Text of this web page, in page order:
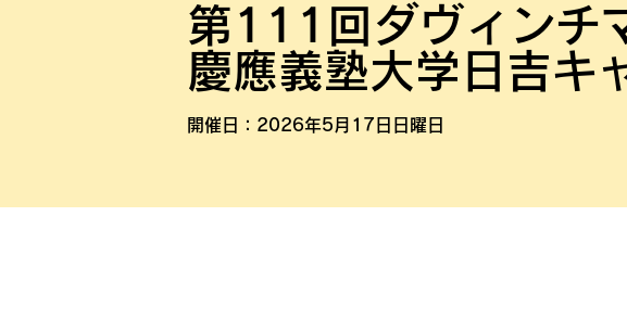
第111回ダヴィンチ
慶應義塾大学日吉キ
開催日： 2026年5月17日日曜日